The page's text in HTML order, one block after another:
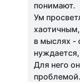
понимают.
Ум
в мыслях -
Для него